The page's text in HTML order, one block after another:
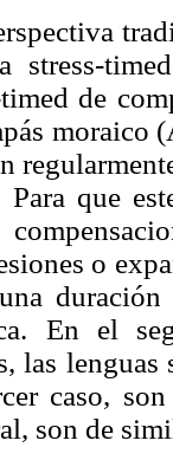
stress-
de
moraico
Para que
o
En el
las
caso,
son de